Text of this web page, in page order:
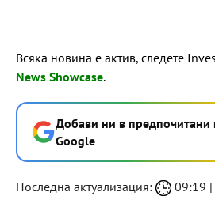
Всяка новина е актив, следете
News Showcase.
Добави ни в предпочитани
Google
Последна актуализация: 09:19 |